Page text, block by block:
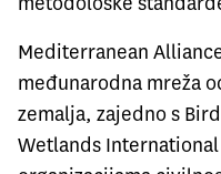
Mediterranean
međunarodna mreža
zemalja, zajedno s
Wetlands